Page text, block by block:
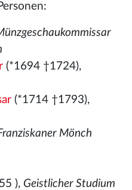
(*1694 †1724),
(*1714 †1793),
Mönch
), Geistlicher Studium